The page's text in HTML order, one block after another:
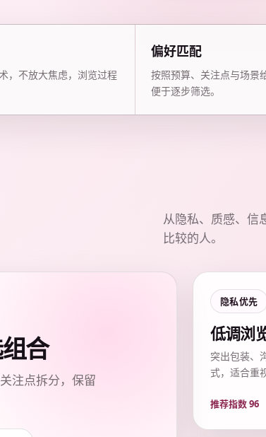
，不放大焦虑，浏览过程
偏好匹配
按照预算、关注点与场景
便于逐步筛选。
从隐私、质感、信
比较的人。
合
注点拆分，保留
隐私优先
低调浏
突出包装、
式，适合重
推荐指数 96